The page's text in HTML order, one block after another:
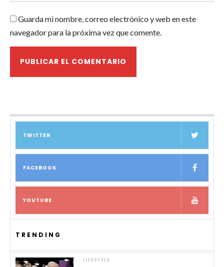
Guarda mi nombre, correo electrónico y web en este
navegador para la próxima vez que comente.
TWITTER
FACEBOOK
YOUTUBE
TRENDING
LIFESTYLE